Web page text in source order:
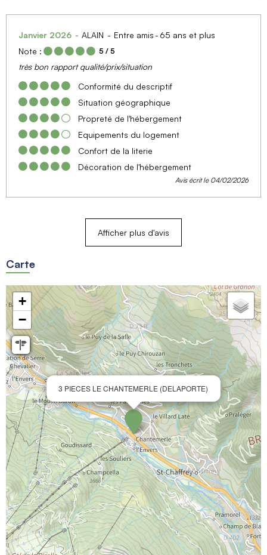
Janvier 2026 ALAIN Entre amis
65 ans et plus
Note :
5 / 5
très bon rapport qualité/prix/situation
Conformité du descriptif
Situation géographique
Propreté de l'hébergement
Equipements du logement
Confort de la literie
Décoration de l'hébergement
Avis écrit le 04/02/2026
Afficher plus d'avis
Carte
3 PIECES LE CHANTEMERLE (DELAPORTE)
+
−